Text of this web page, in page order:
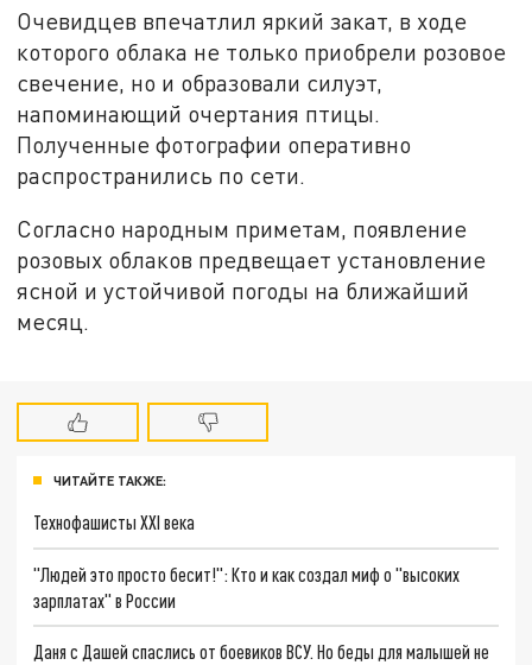
Очевидцев впечатлил яркий закат, в ходе
которого облака не только приобрели розовое
свечение, но и образовали силуэт,
напоминающий очертания птицы.
Полученные фотографии оперативно
распространились по сети.
Согласно народным приметам, появление
розовых облаков предвещает установление
ясной и устойчивой погоды на ближайший
месяц.
ЧИТАЙТЕ ТАКЖЕ:
Технофашисты XXI века
"Людей это просто бесит!": Кто и как создал миф о "высоких
зарплатах" в России
Даня с Дашей спаслись от боевиков ВСУ. Но беды для малышей не